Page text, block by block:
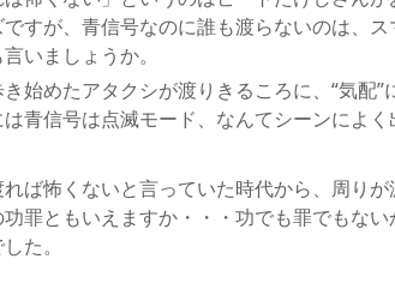
すが、青信号なのに誰も渡らないのは、
いましょうか。
始めたアタクシが渡りきるころに、“気配
青信号は点滅モード、なんてシーンによく
ば怖くないと言っていた時代から、周り
罪ともいえますか・・・功でも罪でもな
た。